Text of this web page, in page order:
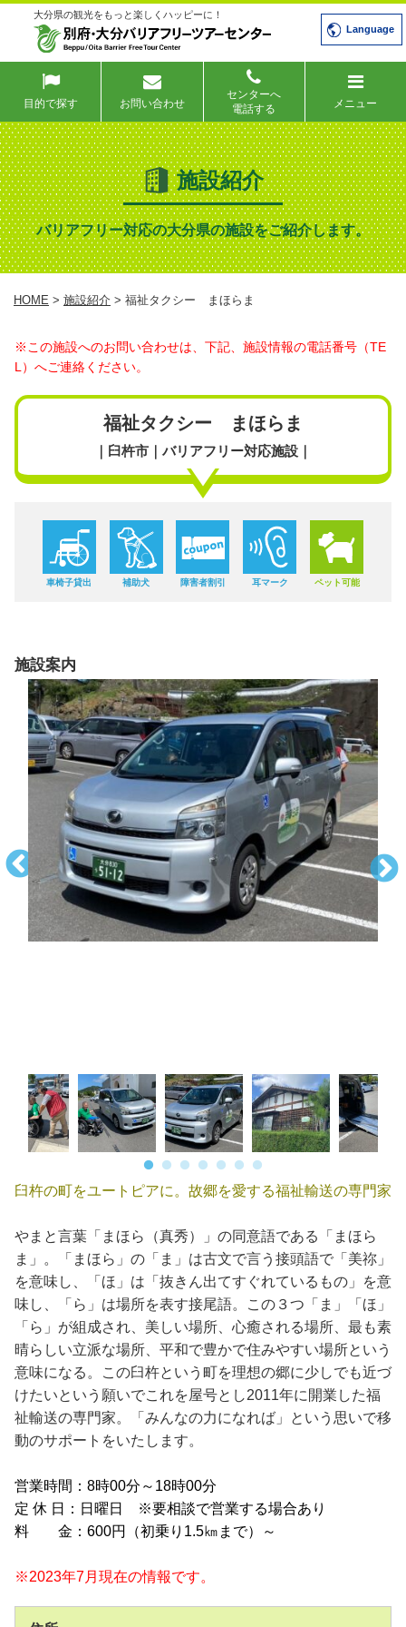
大分県の観光をもっと楽しくハッピーに！
Language
目的で探す お問い合わせ
センターへ
電話する
メニュー
施設紹介
バリアフリー対応の大分県の施設をご紹介します。
HOME > 施設紹介 > 福祉タクシー まほらま
※この施設へのお問い合わせは、下記、施設情報の電話番号（TE
L）へご連絡ください。
福祉タクシー まほらま
｜臼杵市｜バリアフリー対応施設｜
車椅子貸出 補助犬 障害者割引 耳マーク ペット可能
施設案内
臼杵の町をユートピアに。故郷を愛する福祉輸送の専門家
やまと言葉「まほら（真秀）」の同意語である「まほら
ま」。「まほら」の「ま」は古文で言う接頭語で「美祢」
を意味し、「ほ」は「抜きん出てすぐれているもの」を意
味し、「ら」は場所を表す接尾語。この３つ「ま」「ほ」
「ら」が組成され、美しい場所、心癒される場所、最も素
晴らしい立派な場所、平和で豊かで住みやすい場所という
意味になる。この臼杵という町を理想の郷に少しでも近づ
けたいという願いでこれを屋号とし2011年に開業した福
祉輸送の専門家。「みんなの力になれば」という思いで移
動のサポートをいたします。
営業時間：8時00分～18時00分
定 休 日：日曜日 ※要相談で営業する場合あり
料 金：600円（初乗り1.5㎞まで）～
※2023年7月現在の情報です。